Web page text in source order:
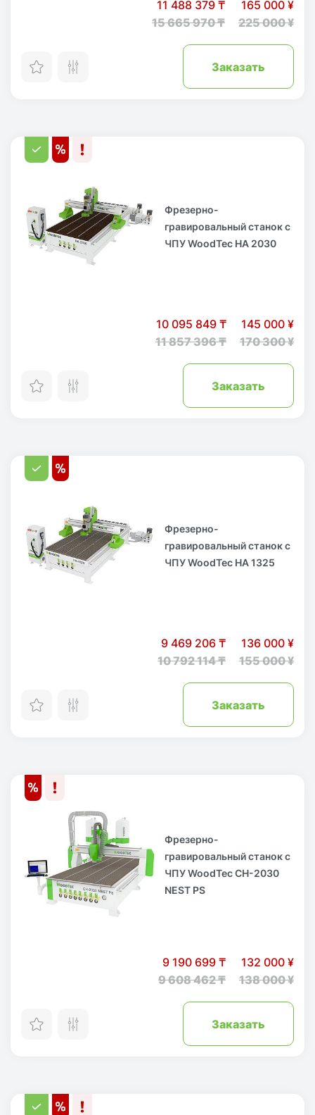
11 488 379 ₸
15 665 970 ₸
165 000 ¥
225 000 ¥
Заказать
Фрезерно-
гравировальный станок с
ЧПУ WoodTec HA 2030
10 095 849 ₸
11 857 396 ₸
145 000 ¥
170 300 ¥
Заказать
Фрезерно-
гравировальный станок с
ЧПУ WoodTec HA 1325
9 469 206 ₸
10 792 114 ₸
136 000 ¥
155 000 ¥
Заказать
Фрезерно-
гравировальный станок с
ЧПУ WoodTec CH-2030
NEST PS
9 190 699 ₸
9 608 462 ₸
132 000 ¥
138 000 ¥
Заказать